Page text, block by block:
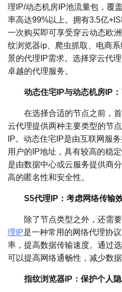
理IP/动态机房IP池流量包，覆
率高达99%以上。拥有3.5亿
一次购买即可享受穿云动态欧
纹浏览器ip、爬虫抓取、电商
景的代理IP需求。选择穿云代
卓越的代理服务。
动态住宅IP与动态机房IP
在选择合适的节点之前，首
云代理提供两种主要类型的节点
IP。动态住宅IP是由互联网服
用户的IP地址，具有较高的稳
是由数据中心或云服务提供商
高的匿名性和安全性。
S5代理IP：考虑网络传输
除了节点类型之外，还需要
理IP是一种常用的网络代理协
率，提高数据传输速度。通过
可以提高网络通畅性，减少数
指纹浏览器IP：保护个人